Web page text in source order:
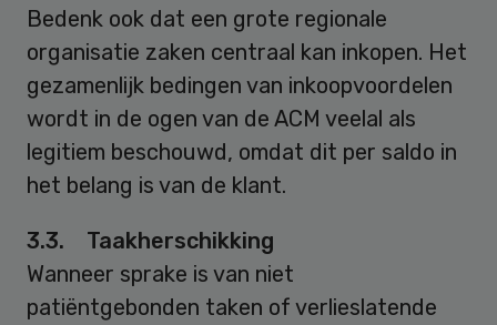
Bedenk ook dat een grote regionale
organisatie zaken centraal kan inkopen. Het
gezamenlijk bedingen van inkoopvoordelen
wordt in de ogen van de ACM veelal als
legitiem beschouwd, omdat dit per saldo in
het belang is van de klant.
3.3. Taakherschikking
Wanneer sprake is van niet
patiëntgebonden taken of verlieslatende